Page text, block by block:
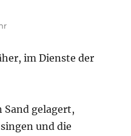
im Dienste der
Sand gelagert,
und die